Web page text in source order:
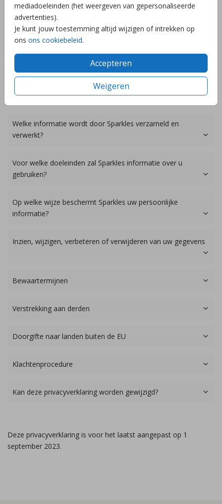
mediadoeleinden (het weergeven van gepersonaliseerde
advertenties).
Je kunt jouw toestemming altijd wijzigen of intrekken op
ons ons cookiebeleid.
Accepteren
Weigeren
Weidestraat 10 (geen bezoekadres)
1097XJ Amsterdam
info@bees-birds.nl
Inschrijvingsnummer bij de Kamer van Koophandel:
34387785
Btw-nummer: NL002189883B71
Welke informatie wordt door Sparkles verzameld en
verwerkt?
Voor welke doeleinden zal Sparkles informatie over u
gebruiken?
Op welke wijze beschermt Sparkles uw persoonlijke
informatie?
Inzien, wijzigen, verbeteren of verwijderen van uw gegevens
Bewaartermijnen
Verstrekking aan derden
Doorgifte naar landen buiten de EU
Klachtenprocedure
Kan deze privacyverklaring worden gewijzigd?
Deze privacyverklaring is voor het laatst aangepast op 1
september 2023.